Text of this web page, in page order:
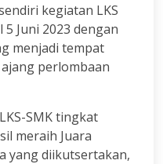
kegiatan LKS
Juni 2023 dengan
menjadi tempat
perlombaan
SMK tingkat
meraih Juara
yang diikutsertakan,